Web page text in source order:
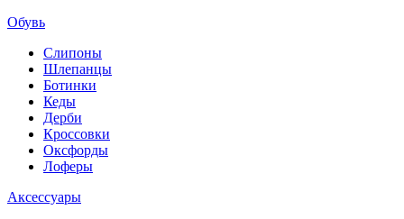
Обувь
Слипоны
Шлепанцы
Ботинки
Кеды
Дерби
Кроссовки
Оксфорды
Лоферы
Аксессуары